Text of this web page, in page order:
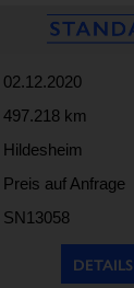
02.12.2020
497.218 km
Hildesheim
Preis auf Anfrage
SN13058